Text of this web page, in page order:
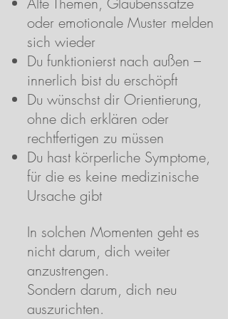
oder emotionale Muster melden
sich wieder
Du funktionierst nach außen –
innerlich bist du erschöpft
Du wünschst dir Orientierung,
ohne dich erklären oder
rechtfertigen zu müssen
Du hast körperliche Symptome,
für die es keine medizinische
Ursache gibt
In solchen Momenten geht es
nicht darum, dich weiter
anzustrengen.
Sondern darum, dich neu
auszurichten.